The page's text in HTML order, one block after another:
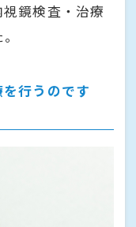
鏡検査・治療
行うのです